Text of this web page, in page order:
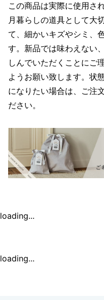
この商品は実際に使用さ
月暮らしの道具として大
て、細かいキズやシミ、
す。新品では味わえない
しんでいただくことにご
ようお願い致します。状
になりたい場合は、ご注
ださい。
loading...
loading...